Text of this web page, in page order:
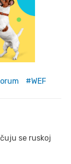
WEF
se ruskoj